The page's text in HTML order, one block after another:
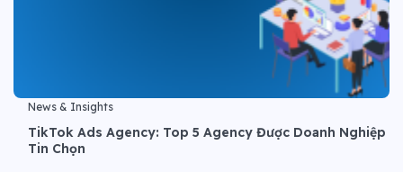
News & Insights
TikTok Ads Agency: Top 5 Agency Được Doanh Nghiệp
Tin Chọn